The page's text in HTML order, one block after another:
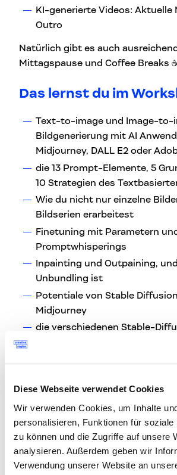
Diese Webseite verwendet Cookies
Wir verwenden Cookies, um Inhalte
personalisieren, Funktionen für soziale
zu können und die Zugriffe auf unsere
analysieren. Außerdem geben wir
Verwendung unserer Website an
KI-generierte Videos: Aktuelle
Outro
Natürlich gibt es auch
Mittagspause und Coffee Breaks
Das lernst du im
Text-to-image und Image-to-
Bildgenerierung mit AI
Midjourney, DALL E2 oder
die 13 Prompt-Elemente, 5
10 Strategien des
Wie du nicht nur einzelne
Bildserien erarbeitest
Finetuning mit Parametern
Promptwhisperings
Inpainting und Outpaining,
Unbundling ist
Potentiale von Stable
Midjourney
die verschiedenen Stable-
(Checkpoints, Textual
Prompt, und Gewichtungen
das Potenzial von Controlnet
Funktion des Upscaling
Geschichte der KI-generierter
die Hauptakteure der
Bildgenerierung und Überblick